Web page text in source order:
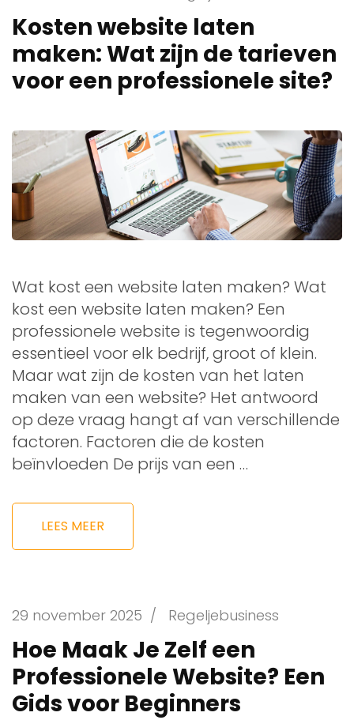
Kosten website laten
maken: Wat zijn de tarieven
voor een professionele site?
Wat kost een website laten maken? Wat
kost een website laten maken? Een
professionele website is tegenwoordig
essentieel voor elk bedrijf, groot of klein.
Maar wat zijn de kosten van het laten
maken van een website? Het antwoord
op deze vraag hangt af van verschillende
factoren. Factoren die de kosten
beïnvloeden De prijs van een …
LEES MEER
29 november 2025 / Regeljebusiness
Hoe Maak Je Zelf een
Professionele Website? Een
Gids voor Beginners